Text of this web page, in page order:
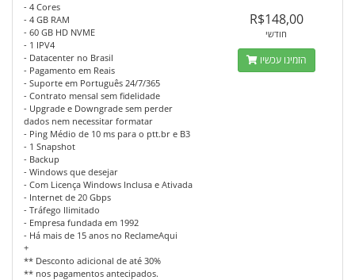
- 4 Cores
- 4 GB RAM
- 60 GB HD NVME
- 1 IPV4
- Datacenter no Brasil
- Pagamento em Reais
- Suporte em Português 24/7/365
- Contrato mensal sem fidelidade
- Upgrade e Downgrade sem perder
dados nem necessitar formatar
- Ping Médio de 10 ms para o ptt.br e B3
- 1 Snapshot
- Backup
- Windows que desejar
- Com Licença Windows Inclusa e Ativada
- Internet de 20 Gbps
- Tráfego Ilimitado
- Empresa fundada em 1992
- Há mais de 15 anos no ReclameAqui
+
** Desconto adicional de até 30%
** nos pagamentos antecipados.
R$148,00
חודשי
הזמינו עכשיו